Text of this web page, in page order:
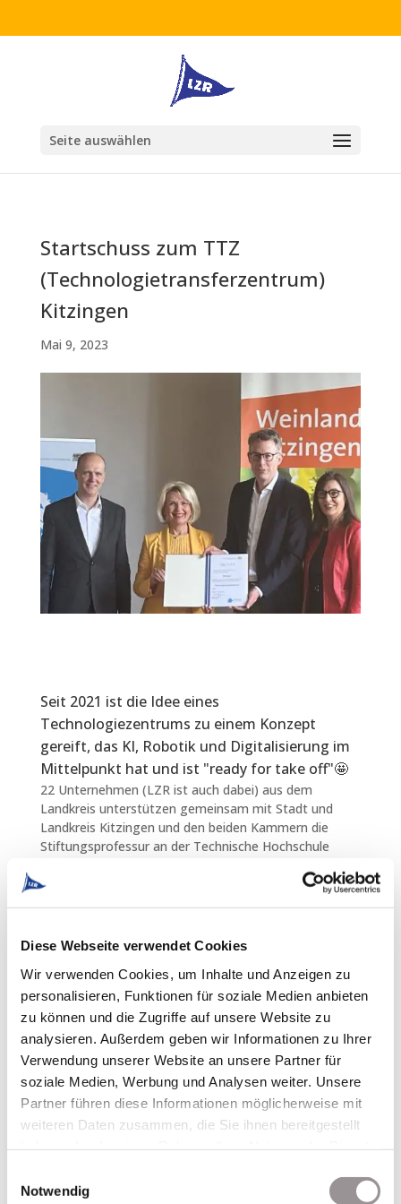
Diese Webseite verwendet Cookies
Wir verwenden Cookies, um Inhalte und Anzeigen zu
personalisieren, Funktionen für soziale Medien anbieten
zu können und die Zugriffe auf unsere Website zu
analysieren. Außerdem geben wir Informationen zu Ihrer
Verwendung unserer Website an unsere Partner für
soziale Medien, Werbung und Analysen weiter. Unsere
Partner führen diese Informationen möglicherweise mit
weiteren Daten zusammen, die Sie ihnen bereitgestellt
Notwendig
Seite auswählen
Startschuss zum TTZ
(Technologietransferzentrum)
Kitzingen
Mai 9, 2023
Seit 2021 ist die Idee eines
Technologiezentrums zu einem Konzept
gereift, das KI, Robotik und Digitalisierung im
Mittelpunkt hat und ist "ready for take off"🤩
22 Unternehmen (LZR ist auch dabei) aus dem
Landkreis unterstützen gemeinsam mit Stadt und
Landkreis Kitzingen und den beiden Kammern die
Stiftungsprofessur an der Technische Hochschule
besetzt wird. Neben den regionalen Playern fördert
Förderurkunde, damit am 1. Oktober alles starten
Wir sind sehr gespannt, was hier die nächsten fünf
Jahre alles passieren wird, und freuen uns Teil dieser
tollen Initiative zu sein! Radu Ferendino, York
Falkenberg, Lothar Pfeuffer, Evelyn Kleine, Barbara
Becker, Bernhard Etzelmüller, Andre Metz und viele
mehr.
Ein besonderer Dank gilt Frank Albert vom
Landratsamt Kitzingen, der die Sache angeschoben
hat und mit viel Herzblut begleitet. 👌
#innovationen #ttz #landkreis #kitzingen #lzr